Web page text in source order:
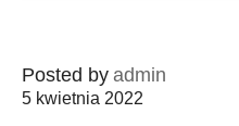
Posted by admin
5 kwietnia 2022